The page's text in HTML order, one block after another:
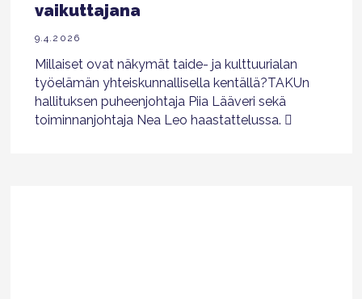
vaikuttajana
9.4.2026
Millaiset ovat näkymät taide- ja kulttuurialan
työelämän yhteiskunnallisella kentällä?TAKUn
hallituksen puheenjohtaja Piia Lääveri sekä
toiminnanjohtaja Nea Leo haastattelussa.